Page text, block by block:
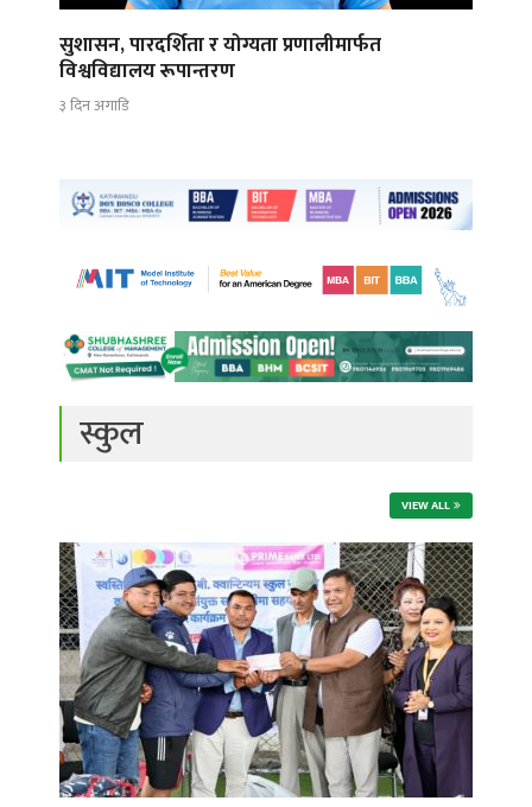
सुशासन, पारदर्शिता र योग्यता प्रणालीमार्फत
विश्वविद्यालय रूपान्तरण
३ दिन अगाडि
स्कुल
VIEW ALL